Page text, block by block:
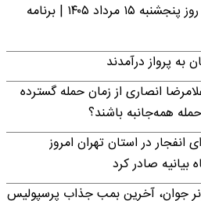
جدول قطعی برق البرز و کرج روز پنجشنبه ۱۵ مرداد ۱۴۰۵ | برنامه
به پرواز درآمدند
انصاری از زمان حمله گسترده
همه‌جانبه باشند؟
در استان تهران امروز
جوان، آخرین بمب جذاب پرسپولیس